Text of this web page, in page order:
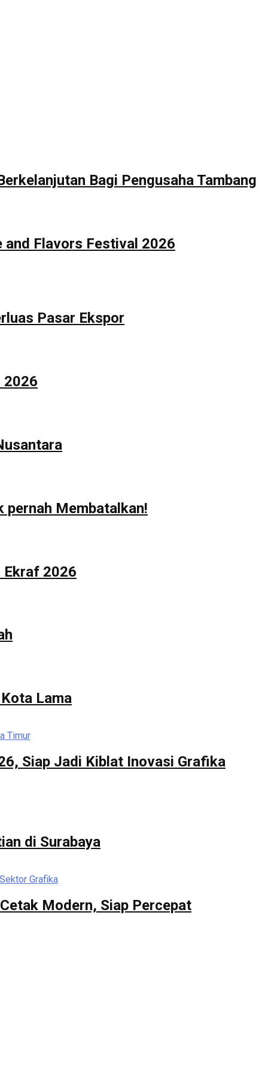
Bagi Pengusaha Tambang
and Flavors Festival 2026
Pasar Ekspor
2026
pernah Membatalkan!
Ekraf 2026
Lama
Siap Jadi Kiblat Inovasi Grafika
di Surabaya
Modern, Siap Percepat